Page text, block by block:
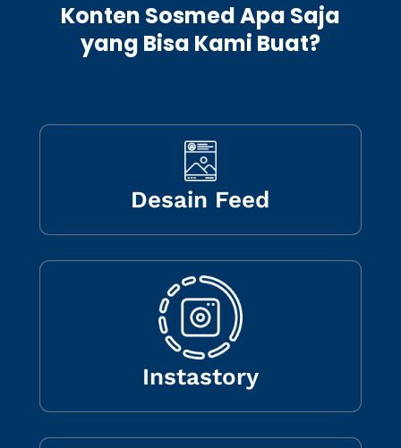
Konten Sosmed Apa Saja
yang Bisa Kami Buat?
Desain Feed
Instastory